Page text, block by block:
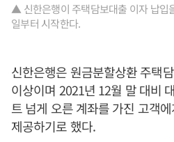
▲ 신한은행이 주택담보대출 이자 납입
일부터 시작한다.
신한은행은 원금분할상환 주택
이상이며 2021년 12월 말 대비
트 넘게 오른 계좌를 가진 고객
제공하기로 했다.